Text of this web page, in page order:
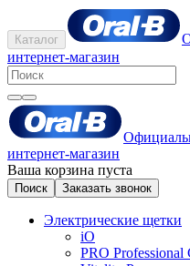
Каталог
интернет-магазин
интернет-магазин
Ваша корзина пуста
Поиск Заказать звонок
Электрические щетки
iO
PRO Professional